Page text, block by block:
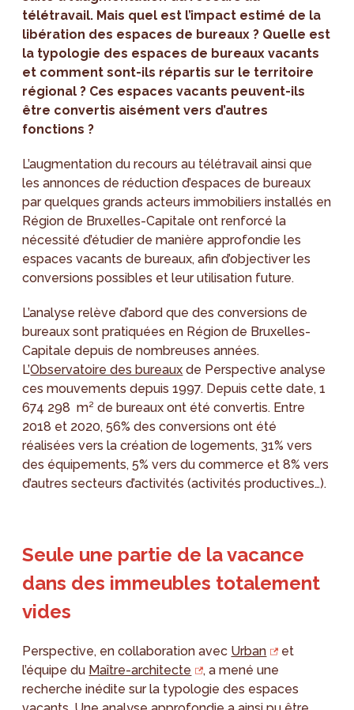
télétravail. Mais quel est l’impact estimé de la
libération des espaces de bureaux ? Quelle est
la typologie des espaces de bureaux vacants
et comment sont-ils répartis sur le territoire
régional ? Ces espaces vacants peuvent-ils
être convertis aisément vers d’autres
fonctions ?
L’augmentation du recours au télétravail ainsi que
les annonces de réduction d’espaces de bureaux
par quelques grands acteurs immobiliers installés en
Région de Bruxelles-Capitale ont renforcé la
nécessité d’étudier de manière approfondie les
espaces vacants de bureaux, afin d’objectiver les
conversions possibles et leur utilisation future.
L’analyse relève d’abord que des conversions de
bureaux sont pratiquées en Région de Bruxelles-
Capitale depuis de nombreuses années.
L’Observatoire des bureaux de Perspective analyse
ces mouvements depuis 1997. Depuis cette date, 1
674 298 m² de bureaux ont été convertis. Entre
2018 et 2020, 56% des conversions ont été
réalisées vers la création de logements, 31% vers
des équipements, 5% vers du commerce et 8% vers
d’autres secteurs d’activités (activités productives…).
Seule une partie de la vacance
dans des immeubles totalement
vides
Perspective, en collaboration avec Urban
et
l’équipe du Maître-architecte
, a mené une
recherche inédite sur la typologie des espaces